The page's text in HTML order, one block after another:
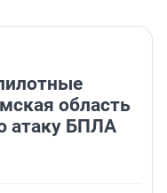
область
атаку БПЛА